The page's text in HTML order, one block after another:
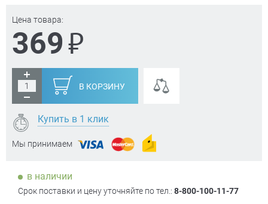
Цена товара:
369₽
В КОРЗИНУ
Купить в 1 клик
Мы принимаем
в наличии
Срок поставки и цену уточняйте по тел.: 8-800-100-11-77